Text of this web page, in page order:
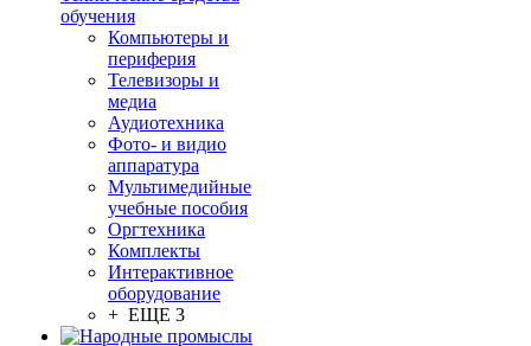
обучения
Компьютеры и
периферия
Телевизоры и
медиа
Аудиотехника
Фото- и видио
аппаратура
Мультимедийные
учебные пособия
Оргтехника
Комплекты
Интерактивное
оборудование
+ ЕЩЕ 3